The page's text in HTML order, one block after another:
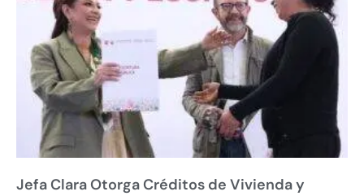
Jefa Clara Otorga Créditos de Vivienda y